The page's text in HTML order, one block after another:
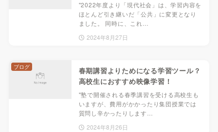
"2022年度より「現代社会」は、学習内容を
ほとんど引き継いだ「公共」に変更となり
ました。 同時に、これ…
2024年8月27日
春期講習よりためになる学習ツール？
高校生におすすめ映像学習！
"塾で開催される春季講習を受ける高校生も
いますが、費用がかかったり集団授業では
質問し辛かったりします…
2024年8月26日
ブログ